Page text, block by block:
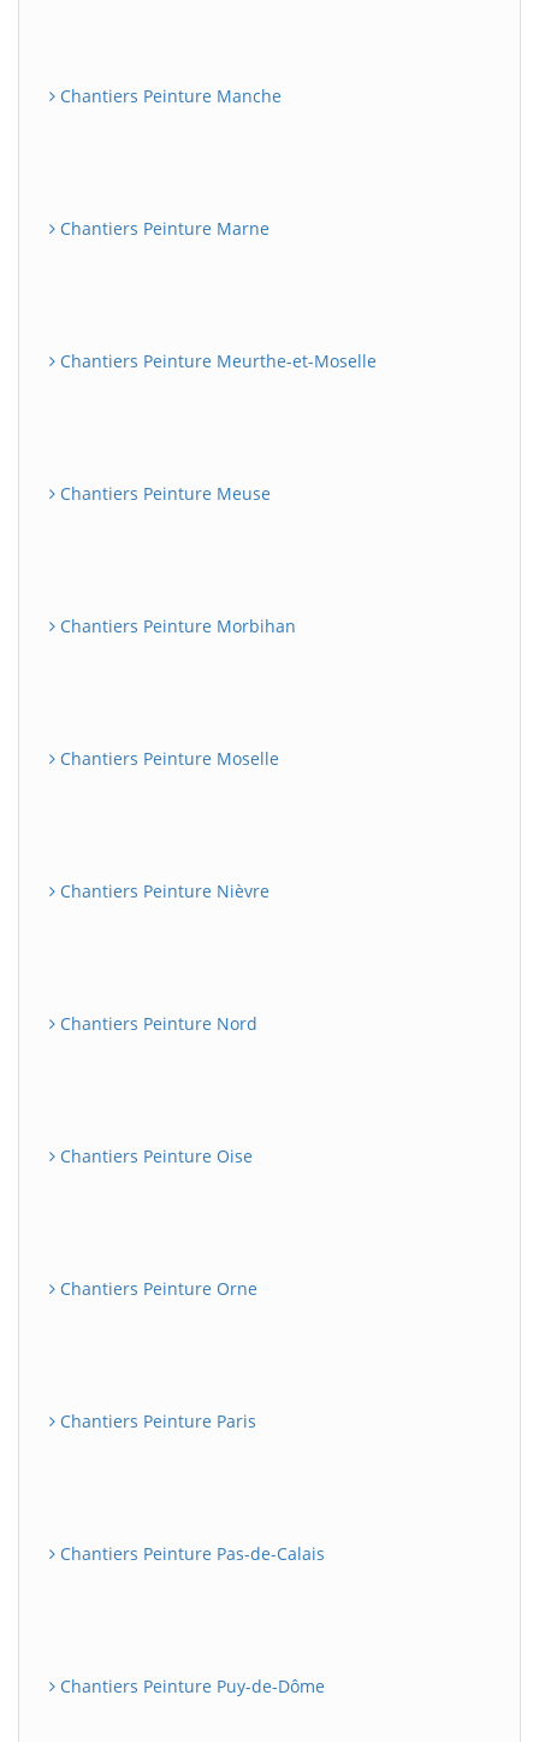
Chantiers Peinture Manche
Chantiers Peinture Marne
Chantiers Peinture Meurthe-et-Moselle
Chantiers Peinture Meuse
Chantiers Peinture Morbihan
Chantiers Peinture Moselle
Chantiers Peinture Nièvre
Chantiers Peinture Nord
Chantiers Peinture Oise
Chantiers Peinture Orne
Chantiers Peinture Paris
Chantiers Peinture Pas-de-Calais
Chantiers Peinture Puy-de-Dôme